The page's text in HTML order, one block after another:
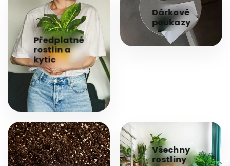
Předplatné
rostlin a
kytic
Dárkové
poukazy
Všechny
rostliny